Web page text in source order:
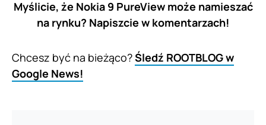
Myślicie, że Nokia 9 PureView może namieszać
na rynku? Napiszcie w komentarzach!
Chcesz być na bieżąco?Śledź ROOTBLOG w
Google News!